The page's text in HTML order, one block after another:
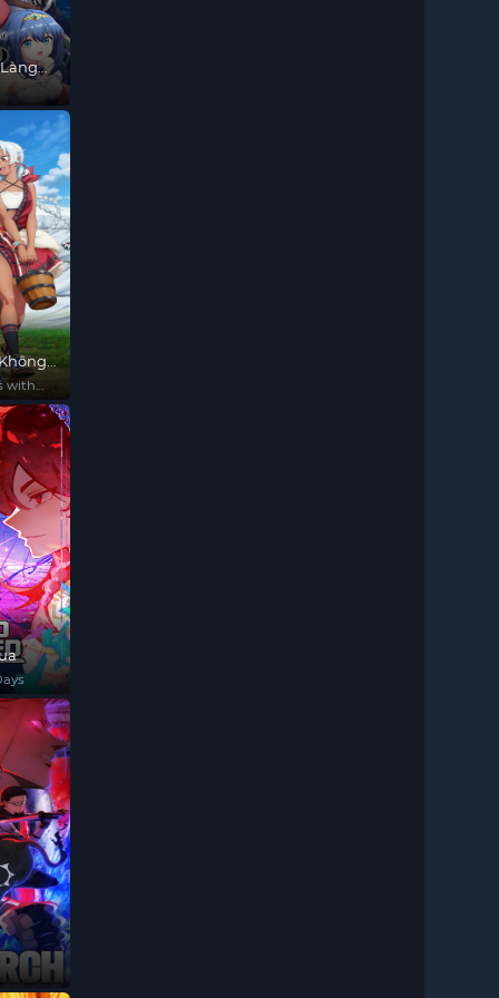
with